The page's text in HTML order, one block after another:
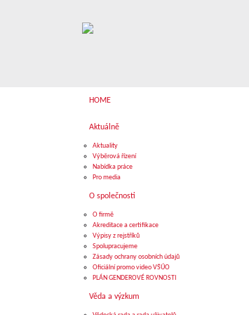
HOME
Aktuálně
Aktuality
Výběrová řízení
Nabídka práce
Pro media
O společnosti
O firmě
Akreditace a certifikace
Výpisy z rejstříků
Spolupracujeme
Zásady ochrany osobních údajů
Oficiální promo video VŠÚO
PLÁN GENDEROVÉ ROVNOSTI
Věda a výzkum